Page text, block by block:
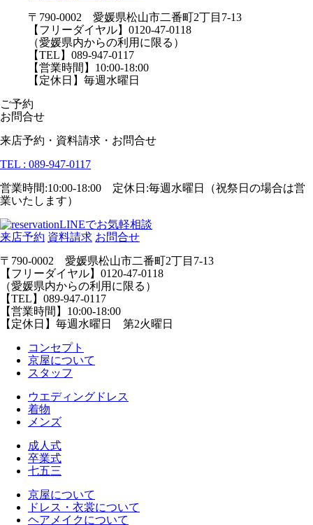
〒790-0002 愛媛県松山市二番町2丁目7-13
【フリーダイヤル】0120-47-0118
（愛媛県内からの利用に限る）
【TEL】089-947-0117
【営業時間】10:00-18:00
【定休日】毎週水曜日
ご予約
お問合せ
来店予約・資料請求・お問合せ
TEL : 089-947-0117
営業時間:10:00-18:00 定休日:毎週水曜日（祝祭日の場合は営
業いたします）
LINEでお気軽相談
来店予約 資料請求 お問合せ
〒790-0002 愛媛県松山市二番町2丁目7-13
【フリーダイヤル】0120-47-0118
（愛媛県内からの利用に限る）
【TEL】089-947-0117
【営業時間】10:00-18:00
【定休日】毎週水曜日 第2火曜日
コンセプト
京屋について
スタッフ
ウエディングドレス
着物
メンズ
成人式
卒業式
七五三
京屋について
ドレス・衣裳について
ヘアメイクについて